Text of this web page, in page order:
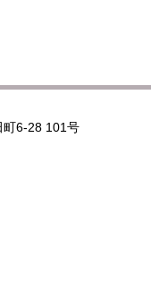
町6-28 101号